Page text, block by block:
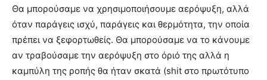
Θα μπορούσαμε να χρησιμοποιήσουμε αερόψυξη, αλλά
όταν παράγεις ισχύ, παράγεις και θερμότητα, την οποία
πρέπει να ξεφορτωθείς. Θα μπορούσαμε να το κάνουμε
αν τραβούσαμε την αερόψυξη στο όριό της αλλά η
καμπύλη της ροπής θα ήταν σκατά (shit στο πρωτότυπο